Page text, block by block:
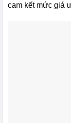
cam kết mức giá